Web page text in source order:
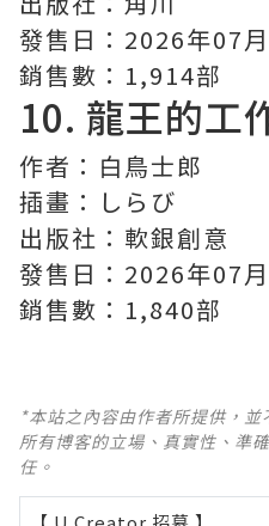
發售日：2026年07月
銷售數：1,914部
10. 龍王的工
作者：白鳥士郎
插畫：しらび
出版社：軟銀創意
發售日：2026年07月
銷售數：1,840部
*本站之內容由作者所提供，
所有博客的立場、真實性、準
任。